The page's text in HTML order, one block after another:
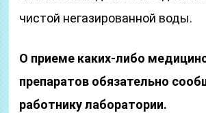
чистой негазированной воды.
О приеме каких-либо
препаратов обязательно
работнику лаборатории.